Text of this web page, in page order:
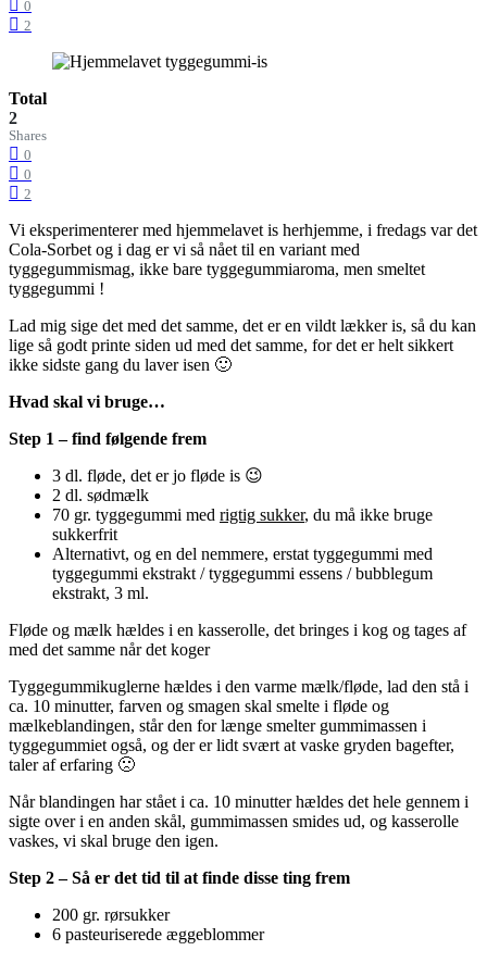
0
2
Total
2
Shares
0
0
2
Vi eksperimenterer med hjemmelavet is herhjemme, i fredags var det
Cola-Sorbet og i dag er vi så nået til en variant med
tyggegummismag, ikke bare tyggegummiaroma, men smeltet
tyggegummi !
Lad mig sige det med det samme, det er en vildt lækker is, så du kan
lige så godt printe siden ud med det samme, for det er helt sikkert
ikke sidste gang du laver isen 🙂
Hvad skal vi bruge…
Step 1 – find følgende frem
3 dl. fløde, det er jo fløde is 😉
2 dl. sødmælk
70 gr. tyggegummi med rigtig sukker, du må ikke bruge
sukkerfrit
Alternativt, og en del nemmere, erstat tyggegummi med
tyggegummi ekstrakt / tyggegummi essens / bubblegum
ekstrakt, 3 ml.
Fløde og mælk hældes i en kasserolle, det bringes i kog og tages af
med det samme når det koger
Tyggegummikuglerne hældes i den varme mælk/fløde, lad den stå i
ca. 10 minutter, farven og smagen skal smelte i fløde og
mælkeblandingen, står den for længe smelter gummimassen i
tyggegummiet også, og der er lidt svært at vaske gryden bagefter,
taler af erfaring 🙁
Når blandingen har stået i ca. 10 minutter hældes det hele gennem i
sigte over i en anden skål, gummimassen smides ud, og kasserolle
vaskes, vi skal bruge den igen.
Step 2 – Så er det tid til at finde disse ting frem
200 gr. rørsukker
6 pasteuriserede æggeblommer